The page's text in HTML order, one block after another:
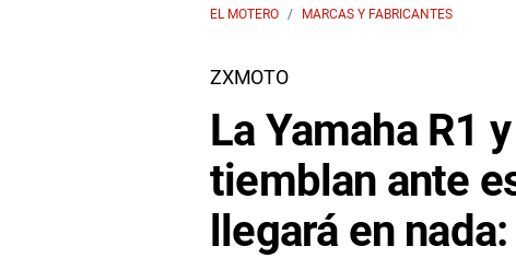
EL MOTERO MARCAS Y FABRICANTES
ZXMOTO
La Yamaha R1
tiemblan ante
llegará en